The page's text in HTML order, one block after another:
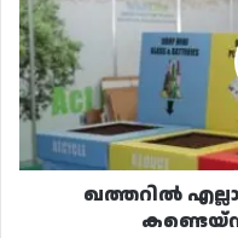
വീടുകളിലും
വെയിസ്റ്റ്
കണ്ടെയ്‌നറുകൾ
നൽകും
ഖത്തറിൽ